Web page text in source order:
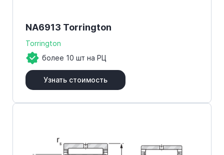
NA6913 Torrington
Torrington
более 10 шт на РЦ
Узнать стоимость